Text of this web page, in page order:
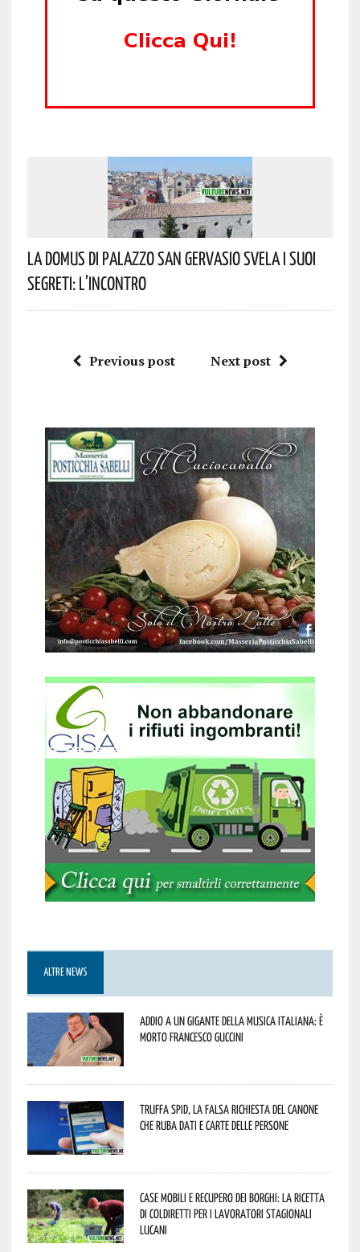
La Domus Di Palazzo San Gervasio Svela I Suoi
Segreti: L’incontro
Previous post Next post
ALTRE NEWS
Addio a un gigante della musica italiana: è
morto Francesco Guccini
Truffa Spid, la falsa richiesta del canone
che ruba dati e carte delle persone
Case mobili e recupero dei borghi: la ricetta
di Coldiretti per i lavoratori stagionali
lucani